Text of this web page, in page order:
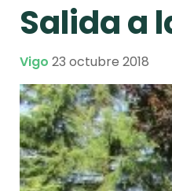
Salida a
Vigo 23 octubre 2018